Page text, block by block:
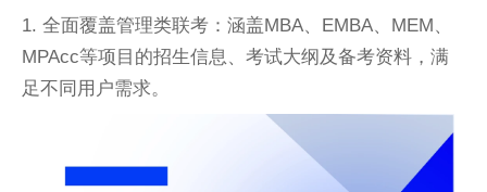
1. 全面覆盖管理类联考：涵盖MBA、EMBA、MEM、
MPAcc等项目的招生信息、考试大纲及备考资料，满
足不同用户需求。